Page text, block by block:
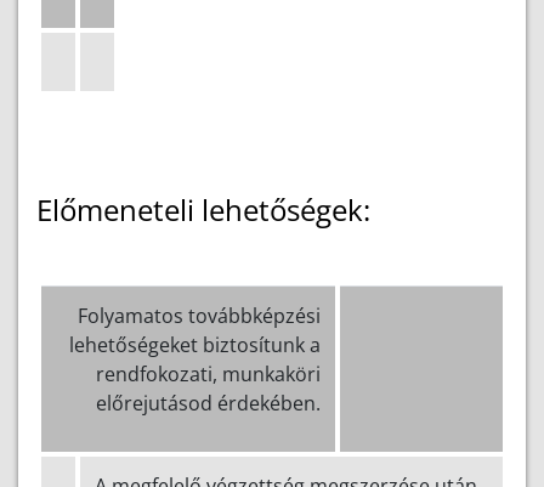
Előmeneteli lehetőségek:
Folyamatos továbbképzési
lehetőségeket biztosítunk a
rendfokozati, munkaköri
előrejutásod érdekében.